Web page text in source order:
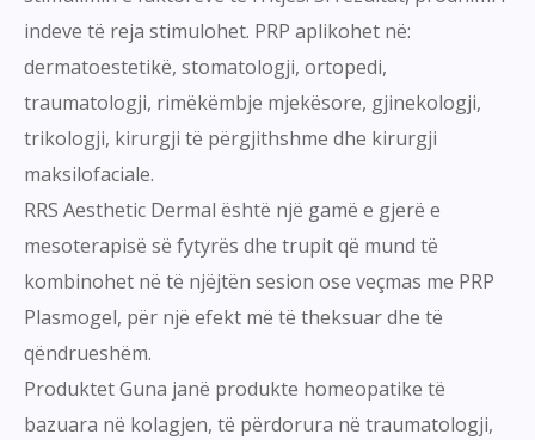
indeve të reja stimulohet. PRP aplikohet në:
dermatoestetikë, stomatologji, ortopedi,
traumatologji, rimëkëmbje mjekësore, gjinekologji,
trikologji, kirurgji të përgjithshme dhe kirurgji
maksilofaciale.
RRS Aesthetic Dermal është një gamë e gjerë e
mesoterapisë së fytyrës dhe trupit që mund të
kombinohet në të njëjtën sesion ose veçmas me PRP
Plasmogel, për një efekt më të theksuar dhe të
qëndrueshëm.
Produktet Guna janë produkte homeopatike të
bazuara në kolagjen, të përdorura në traumatologji,